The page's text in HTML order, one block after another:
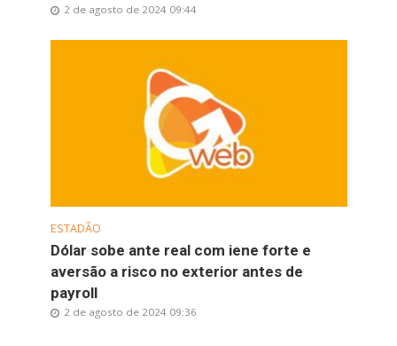
2 de agosto de 2024 09:44
ESTADÃO
Dólar sobe ante real com iene forte e
aversão a risco no exterior antes de
payroll
2 de agosto de 2024 09:36